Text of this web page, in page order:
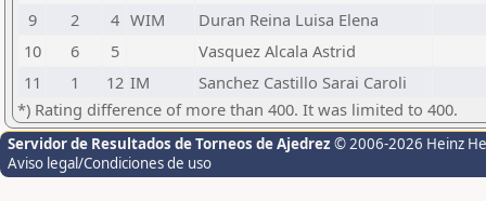
9
2 4 WIM
Duran Reina Luisa Elena
10
6 5
Vasquez Alcala Astrid
11
1 12 IM
Sanchez Castillo Sarai Caroli
*) Rating difference of more than 400. It was limited to 400.
Servidor de Resultados de Torneos de Ajedrez © 2006-2026 Heinz
Aviso legal/Condiciones de uso